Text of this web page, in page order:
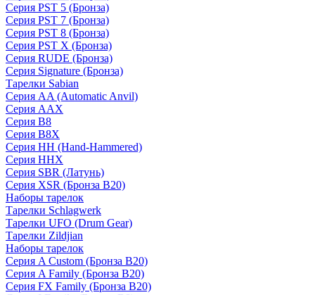
Серия PST 5 (Бронза)
Серия PST 7 (Бронза)
Серия PST 8 (Бронза)
Серия PST X (Бронза)
Серия RUDE (Бронза)
Серия Signature (Бронза)
Тарелки Sabian
Серия AA (Automatic Anvil)
Серия AAX
Серия B8
Серия B8X
Серия HH (Hand-Hammered)
Серия HHX
Серия SBR (Латунь)
Серия XSR (Бронза B20)
Наборы тарелок
Тарелки Schlagwerk
Тарелки UFO (Drum Gear)
Тарелки Zildjian
Наборы тарелок
Серия A Custom (Бронза B20)
Серия A Family (Бронза B20)
Серия FX Family (Бронза B20)